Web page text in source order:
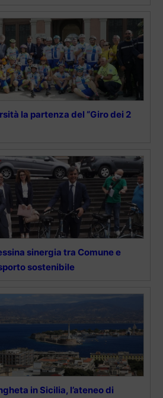
la partenza del “Giro dei 2
sinergia tra Comune e
sostenibile
in Sicilia, l’ateneo di